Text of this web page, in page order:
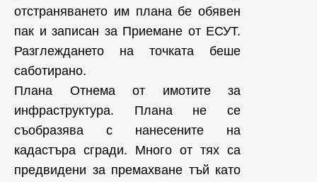
отстраняването им плана бе обявен
пак и записан за Приемане от ЕСУТ.
Разглеждането на точката беше
саботирано.
Плана Отнема от имотите за
инфраструктура. Плана не се
съобразява с нанесените на
кадастъра сгради. Много от тях са
предвидени за премахване тъй като